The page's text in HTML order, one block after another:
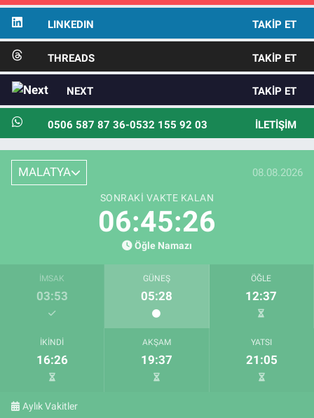
LINKEDIN TAKIP ET
THREADS TAKIP ET
NEXT TAKIP ET
0506 587 87 36-0532 155 92 03 İLETIŞIM
MALATYA 08.08.2026
SONRAKI VAKTE KALAN
06:45:25
Öğle Namazı
İMSAK
03:53
GÜNEŞ
05:28
ÖĞLE
12:37
İKINDI
16:26
AKŞAM
19:37
YATSI
21:05
Aylık Vakitler